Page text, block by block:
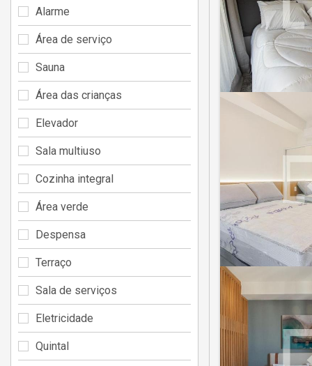
Alarme
Área de serviço
Sauna
Área das crianças
Elevador
Sala multiuso
Cozinha integral
Área verde
Despensa
Terraço
Sala de serviços
Eletricidade
Quintal